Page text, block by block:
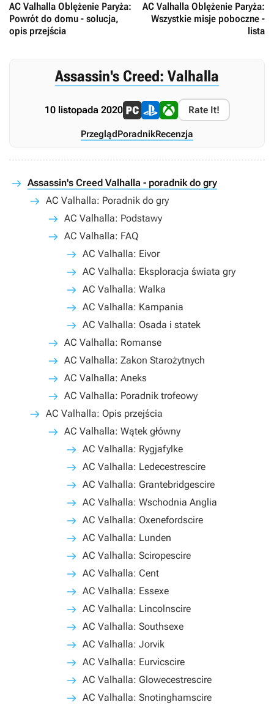
AC Valhalla Oblężenie Paryża:
Powrót do domu - solucja,
opis przejścia
AC Valhalla Oblężenie Paryża:
Wszystkie misje poboczne -
lista
Assassin's Creed: Valhalla
10 listopada 2020 Rate It!
PrzeglądPoradnikRecenzja
Assassin's Creed Valhalla - poradnik do gry
AC Valhalla: Poradnik do gry
AC Valhalla: Podstawy
AC Valhalla: FAQ
AC Valhalla: Eivor
AC Valhalla: Eksploracja świata gry
AC Valhalla: Walka
AC Valhalla: Kampania
AC Valhalla: Osada i statek
AC Valhalla: Romanse
AC Valhalla: Zakon Starożytnych
AC Valhalla: Aneks
AC Valhalla: Poradnik trofeowy
AC Valhalla: Opis przejścia
AC Valhalla: Wątek główny
AC Valhalla: Rygjafylke
AC Valhalla: Ledecestrescire
AC Valhalla: Grantebridgescire
AC Valhalla: Wschodnia Anglia
AC Valhalla: Oxenefordscire
AC Valhalla: Lunden
AC Valhalla: Sciropescire
AC Valhalla: Cent
AC Valhalla: Essexe
AC Valhalla: Lincolnscire
AC Valhalla: Southsexe
AC Valhalla: Jorvik
AC Valhalla: Eurvicscire
AC Valhalla: Glowecestrescire
AC Valhalla: Snotinghamscire